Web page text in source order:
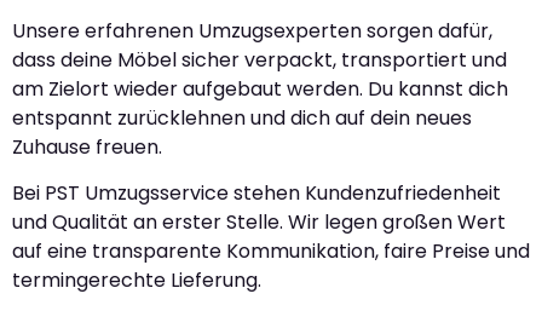
Unsere erfahrenen Umzugsexperten sorgen dafür,
dass deine Möbel sicher verpackt, transportiert und
am Zielort wieder aufgebaut werden. Du kannst dich
entspannt zurücklehnen und dich auf dein neues
Zuhause freuen.
Bei PST Umzugsservice stehen Kundenzufriedenheit
und Qualität an erster Stelle. Wir legen großen Wert
auf eine transparente Kommunikation, faire Preise und
termingerechte Lieferung.